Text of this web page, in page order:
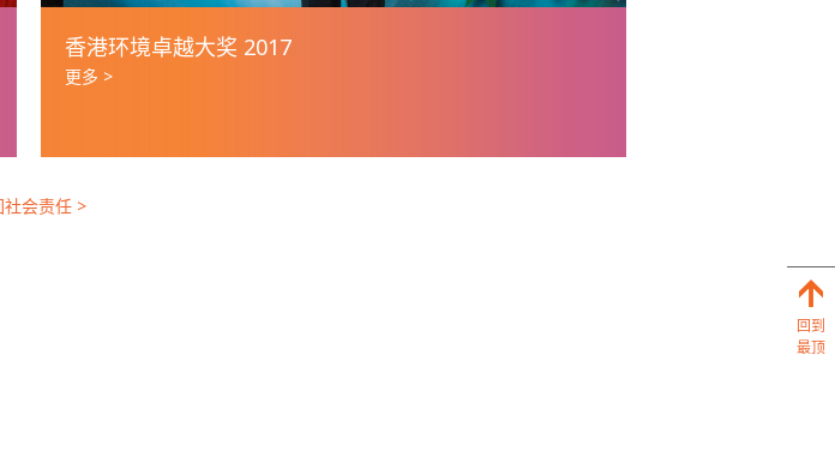
香港环境卓越大奖 2017
更多 >
社会责任 >
回到
最顶